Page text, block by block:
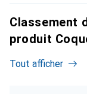
Classement
produit
Tout afficher